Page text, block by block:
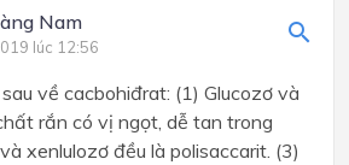
Nam
lúc 12:56
về cacbohiđrat: (1) Glucozơ và
rắn có vị ngọt, dễ tan trong
xenlulozơ đều là polisaccarit. (3)